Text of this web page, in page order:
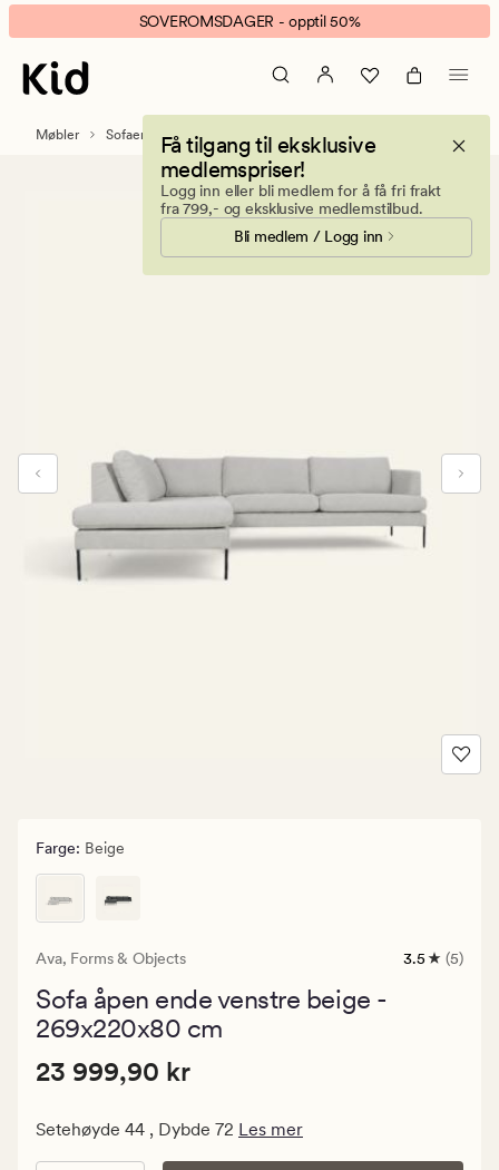
Ava
sofa
åpen
ende
beige
banner.
Klikk
ESCAPE
SOVEROMSDAGER - opptil 50%
Få tilgang til eksklusive
medlemspriser!
Logg inn eller bli medlem for å få fri frakt
fra 799,- og eksklusive medlemstilbud.
Bli medlem / Logg inn
Møbler Sofaer Sofaer med sjeselong
Farge: Beige
Ava, Forms & Objects
5
3.5 (5)
Sofa åpen ende venstre beige -
269x220x80 cm
Pris
Pris 23 999,90 kr
23 999,90 kr
Setehøyde 44 , Dybde 72 Les mer